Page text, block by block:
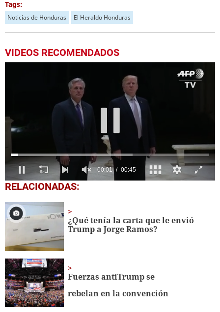
Tags:
Noticias de Honduras El Heraldo Honduras
VIDEOS RECOMENDADOS
0
of
seconds
RELACIONADAS:
¿Qué tenía la carta que le envió
Trump a Jorge Ramos?
Fuerzas antiTrump se
rebelan en la convención